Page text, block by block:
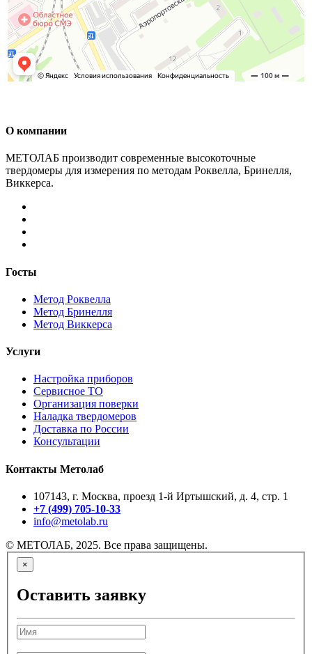
О компании
МЕТОЛАБ производит современные высокоточные
твердомеры для измерения по методам Роквелла, Бринелля,
Виккерса.
Госты
Метод Роквелла
Метод Бринелля
Метод Виккерса
Услуги
Настройка приборов
Сервисное ТО
Организация поверки
Наладка твердомеров
Доставка по России
Консультации
Контакты Метолаб
107143, г. Москва, проезд 1-й Иртышский, д. 4, стр. 1
+7 (499) 705-10-33
info@metolab.ru
© МЕТОЛАБ, 2025. Все права защищены.
×
Оставить заявку